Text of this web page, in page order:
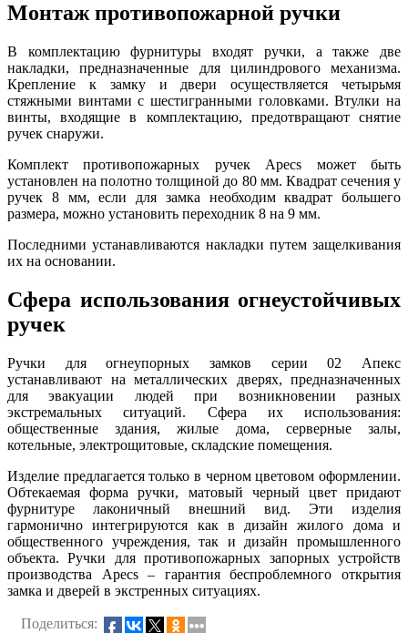
Монтаж противопожарной ручки
В комплектацию фурнитуры входят ручки, а также две
накладки, предназначенные для цилиндрового механизма.
Крепление к замку и двери осуществляется четырьмя
стяжными винтами с шестигранными головками. Втулки на
винты, входящие в комплектацию, предотвращают снятие
ручек снаружи.
Комплект противопожарных ручек Apecs может быть
установлен на полотно толщиной до 80 мм. Квадрат сечения у
ручек 8 мм, если для замка необходим квадрат большего
размера, можно установить переходник 8 на 9 мм.
Последними устанавливаются накладки путем защелкивания
их на основании.
Сфера использования огнеустойчивых
ручек
Ручки для огнеупорных замков серии 02 Апекс
устанавливают на металлических дверях, предназначенных
для эвакуации людей при возникновении разных
экстремальных ситуаций. Сфера их использования:
общественные здания, жилые дома, серверные залы,
котельные, электрощитовые, складские помещения.
Изделие предлагается только в черном цветовом оформлении.
Обтекаемая форма ручки, матовый черный цвет придают
фурнитуре лаконичный внешний вид. Эти изделия
гармонично интегрируются как в дизайн жилого дома и
общественного учреждения, так и дизайн промышленного
объекта. Ручки для противопожарных запорных устройств
производства Apecs – гарантия беспроблемного открытия
замка и дверей в экстренных ситуациях.
Поделиться: